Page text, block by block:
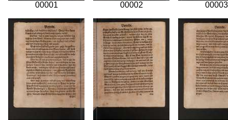
00001 00002 00003